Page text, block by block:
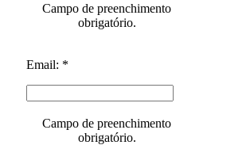
Campo de preenchimento
obrigatório.
Email: *
Campo de preenchimento
obrigatório.